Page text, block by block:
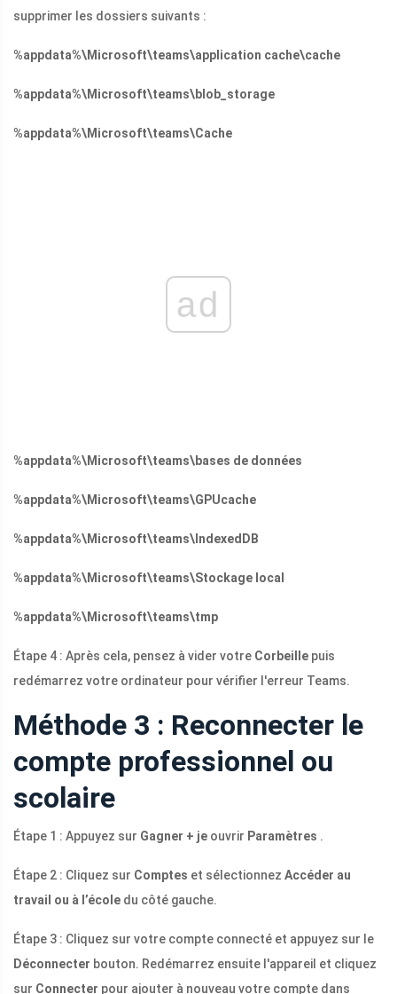
supprimer les dossiers suivants :
%appdata%\Microsoft\teams\application cache\cache
%appdata%\Microsoft\teams\blob_storage
%appdata%\Microsoft\teams\Cache
ad
%appdata%\Microsoft\teams\bases de données
%appdata%\Microsoft\teams\GPUcache
%appdata%\Microsoft\teams\IndexedDB
%appdata%\Microsoft\teams\Stockage local
%appdata%\Microsoft\teams\tmp
Étape 4 : Après cela, pensez à vider votre Corbeille puis
redémarrez votre ordinateur pour vérifier l'erreur Teams.
Méthode 3 : Reconnecter le
compte professionnel ou
scolaire
Étape 1 : Appuyez sur Gagner + je ouvrir Paramètres .
Étape 2 : Cliquez sur Comptes et sélectionnez Accéder au
travail ou à l’école du côté gauche.
Étape 3 : Cliquez sur votre compte connecté et appuyez sur le
Déconnecter bouton. Redémarrez ensuite l'appareil et cliquez
sur Connecter pour ajouter à nouveau votre compte dans